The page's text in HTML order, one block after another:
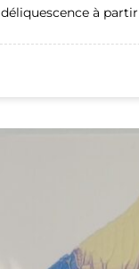
déliquescence à